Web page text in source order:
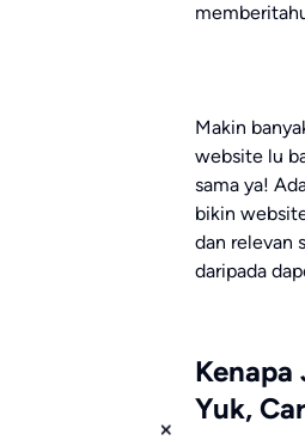
Makin
website lu
sama ya!
bikin
dan relevan
daripada
Kenapa
Yuk,